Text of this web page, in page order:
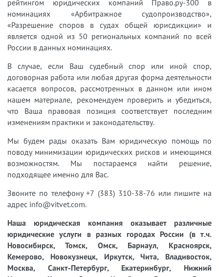
рейтингом юридических компаний Право.ру-300 в
номинациях «Арбитражное судопроизводство»,
«Разрешение споров в судах общей юрисдикции» и
является одной из 50 региональных компаний по всей
России в данных номинациях.
В случае, если Ваш судебный спор или иной спор,
договорная работа или любая другая форма деятельности
касается вопросов, рассмотренных в данном или ином
нашем материале, рекомендуем проверить и убедиться,
что Ваша правовая позиция соответствует последним
изменениям практики и законодательству.
Мы будем рады оказать Вам юридическую помощь по
поводу минимизации юридических рисков и имеющимся
возможностям. Мы постараемся найти решение,
подходящее именно для Вас.
Звоните по телефону +7 (383) 310-38-76 или пишите на
адрес info@vitvet.com.
Наша юридическая компания оказывает различные
юридические услуги в разных городах России (в т.ч.
Новосибирск, Томск, Омск, Барнаул, Красноярск,
Кемерово, Новокузнецк, Иркутск, Чита, Владивосток,
Москва, Санкт-Петербург, Екатеринбург, Нижний